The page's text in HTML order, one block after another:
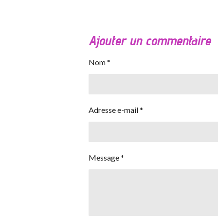
Ajouter un commentaire
Nom *
Adresse e-mail *
Message *